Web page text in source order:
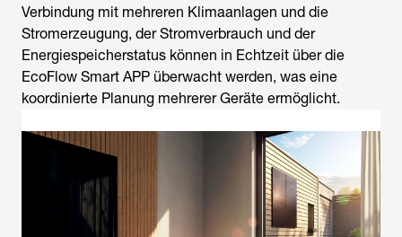
Verbindung mit mehreren Klimaanlagen und die
Stromerzeugung, der Stromverbrauch und der
Energiespeicherstatus können in Echtzeit über die
EcoFlow Smart APP überwacht werden, was eine
koordinierte Planung mehrerer Geräte ermöglicht.